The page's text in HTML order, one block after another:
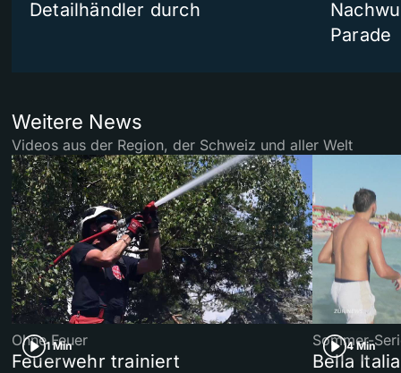
Detailhändler durch
Parade
Weitere News
Videos aus der Region, der Schweiz und aller Welt
1 Min
Ohne Feuer
Feuerwehr trainiert
4 Min
Sommer-
Bella